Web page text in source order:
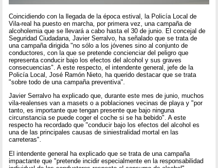
Coincidiendo con la llegada de la época estival, la Policía Local de
Vila-real ha puesto en marcha, por primera vez, una campaña de
alcoholemia que se llevará a cabo hasta el 30 de junio. El concejal de
Seguridad Ciudadana, Javier Serralvo, ha señalado que se trata de
una campaña dirigida "no sólo a los jóvenes sino al conjunto de
conductores, con la que se pretende concienciar del peligro que
representa conducir bajo los efectos del alcohol y sus graves
consecuencias". A este respecto, el intendente general, jefe de la
Policía Local, José Ramón Nieto, ha querido destacar que se trata
"sobre todo de una campaña preventiva".
Javier Serralvo ha explicado que, durante este mes de junio, muchos
vila-realenses van a masets o a poblaciones vecinas de playa y "por
tanto, es importante que tengan presente que bajo ninguna
circunstancia se puede coger el coche si se ha bebido". A este
respecto ha recordado que "conducir bajo los efectos del alcohol es
una de las principales causas de siniestralidad mortal en las
carreteras".
El intendente general ha explicado que se trata de una campaña
impactante que "pretende incidir especialmente en la responsabilidad